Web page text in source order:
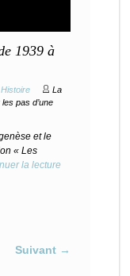
1939 à
Histoire
La
pas d’une
et le
« Les
la lecture
Suivant →